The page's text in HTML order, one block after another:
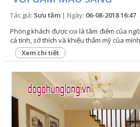
Tác giả: Sưu tầm | Ngày: 06-08-2018 16:47
Phòng khách được coi là tâm điểm của
cá tính, sở thích và khiếu thẩm mỹ của mình
Xem chi tiết